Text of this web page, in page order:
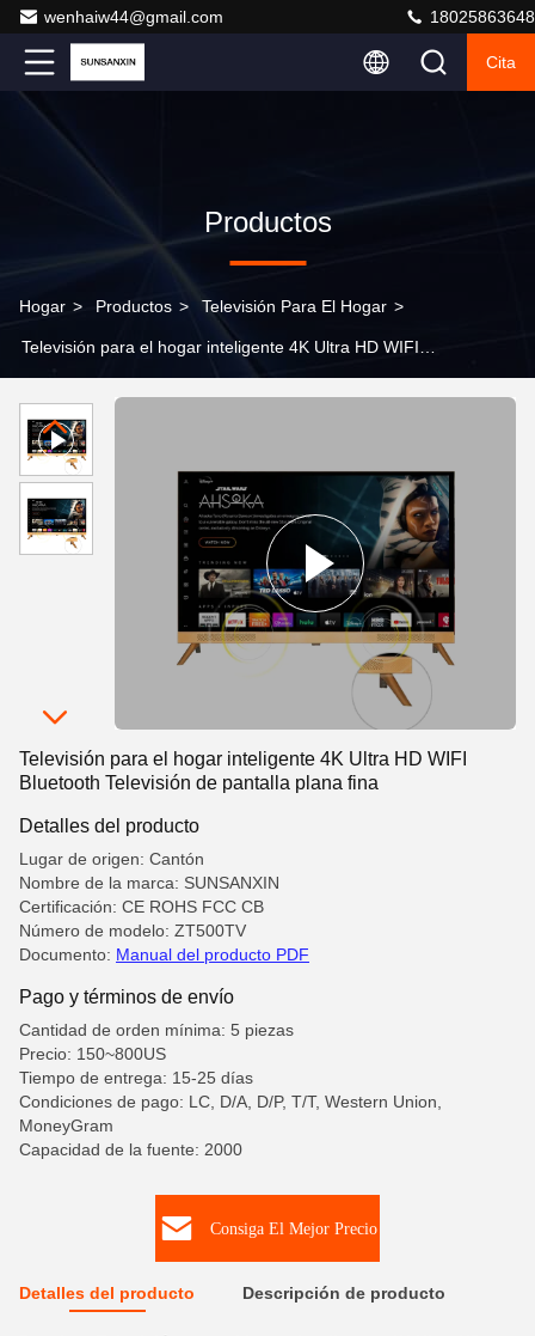
wenhaiw44@gmail.com 18025863648
Cita
Productos
Hogar > Productos > Televisión Para El Hogar >
Televisión para el hogar inteligente 4K Ultra HD WIFI
Televisión para el hogar inteligente 4K Ultra HD WIFI
Bluetooth Televisión de pantalla plana fina
Detalles del producto
Lugar de origen: Cantón
Nombre de la marca: SUNSANXIN
Certificación: CE ROHS FCC CB
Número de modelo: ZT500TV
Documento: Manual del producto PDF
Pago y términos de envío
Cantidad de orden mínima: 5 piezas
Precio: 150~800US
Tiempo de entrega: 15-25 días
Condiciones de pago: LC, D/A, D/P, T/T, Western Union,
MoneyGram
Capacidad de la fuente: 2000
Consiga El Mejor Precio
Detalles del producto Descripción de producto